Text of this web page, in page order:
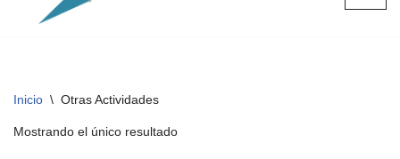
Inicio \ Otras Actividades
Mostrando el único resultado